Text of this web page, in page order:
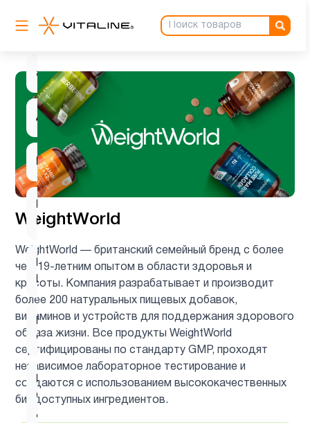
WeightWorld
WeightWorld — британский семейный бренд с более
чем 19-летним опытом в области здоровья и
красоты. Компания разрабатывает и производит
более 200 натуральных пищевых добавок,
витаминов и устройств для поддержания здорового
образа жизни. Все продукты WeightWorld
сертифицированы по стандарту GMP, проходят
независимое лабораторное тестирование и
создаются с использованием высококачественных
биодоступных ингредиентов.
Антиоксиданты 3
ацетилцистеин 1
Ашваганда
Барберин
продукт
Витамин
B
2
Витамин
C
2
Витамин
C для
детей
1